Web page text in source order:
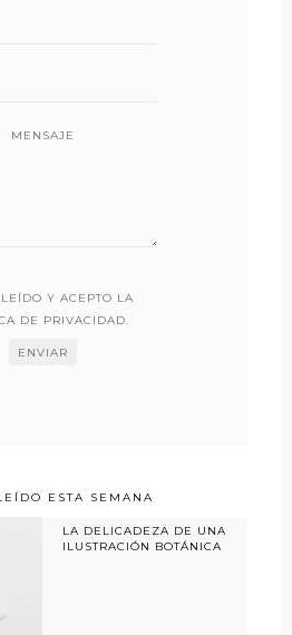
MENSAJE
Y ACEPTO LA
DE PRIVACIDAD.
ESTA SEMANA
LA DELICADEZA DE UNA
ILUSTRACIÓN BOTÁNICA